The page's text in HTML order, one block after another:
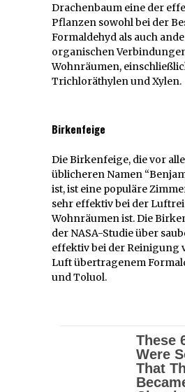
Drachenbaum eine der
Pflanzen sowohl bei der
Formaldehyd als auch
organischen
Wohnräumen,
Trichloräthylen und Xylen.
Birkenfeige
Die Birkenfeige, die vor
üblicheren Namen
ist, ist eine populäre
sehr effektiv bei der
Wohnräumen ist. Die
der NASA-Studie über
effektiv bei der Reinigung
Luft übertragenem
und Toluol.